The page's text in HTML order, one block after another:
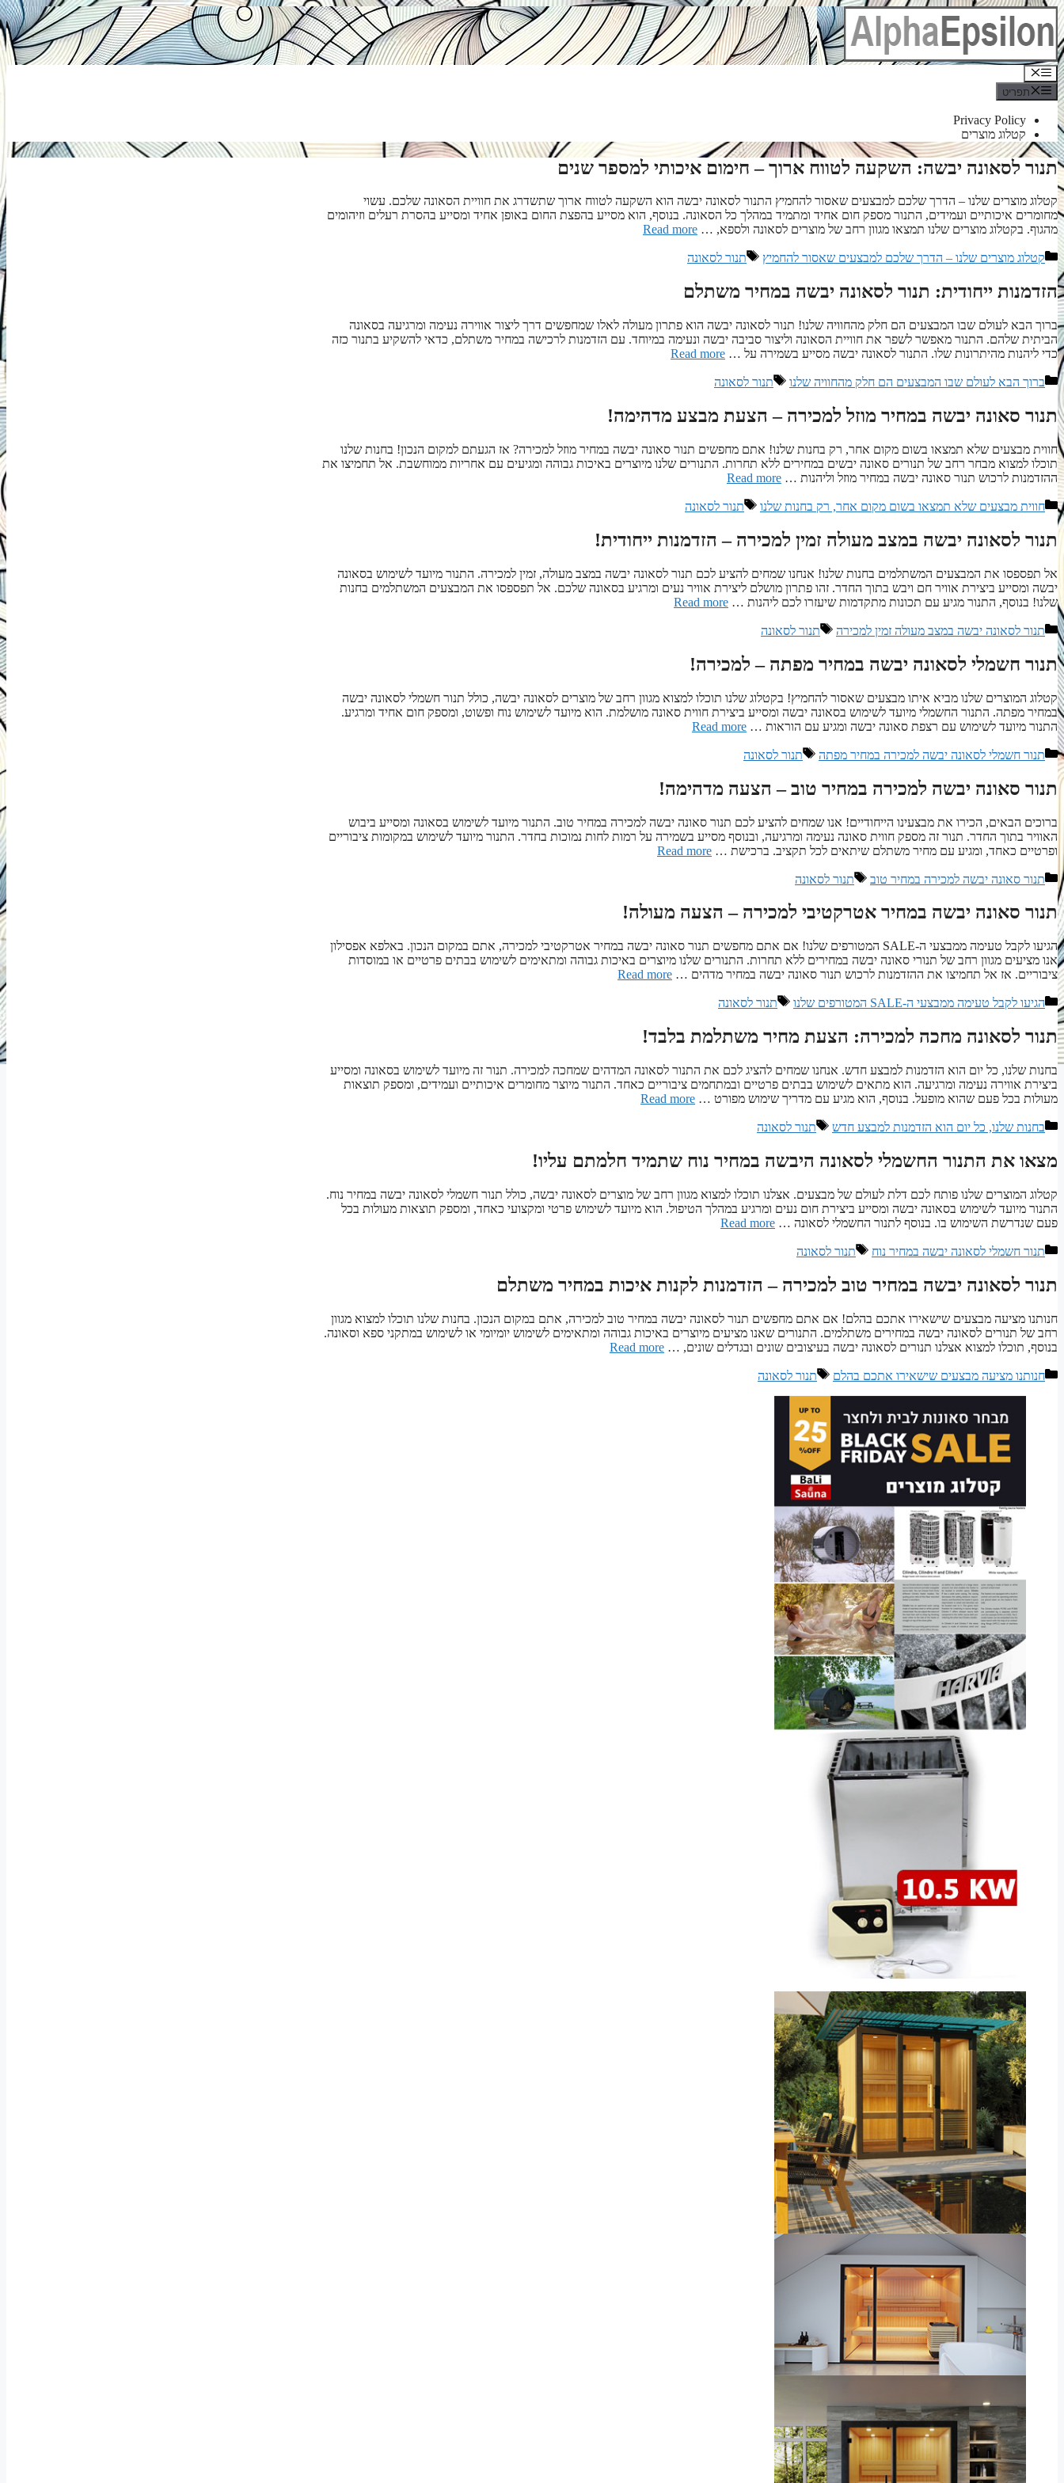
לדלג
לתוכן
תפריט
תפריט
Privacy Policy
קטלוג מוצרים
תנור לסאונה יבשה: השקעה לטווח ארוך – חימום איכותי למספר שנים
קטלוג מוצרים שלנו – הדרך שלכם למבצעים שאסור להחמיץ התנור לסאונה יבשה הוא השקעה לטווח ארוך שתשדרג את חוויית הסאונה שלכם. עשוי
מחומרים איכותיים ועמידים, התנור מספק חום אחיד ומתמיד במהלך כל הסאונה. בנוסף, הוא מסייע בהפצת החום באופן אחיד ומסייע בהסרת רעלים וזיהומים
מהגוף. בקטלוג מוצרים שלנו תמצאו מגוון רחב של מוצרים לסאונה ולספא, … Read more
קטגוריות
קטלוג מוצרים שלנו – הדרך שלכם למבצעים שאסור להחמיץ תגיות
תנור לסאונה
הזדמנות ייחודית: תנור לסאונה יבשה במחיר משתלם
ברוך הבא לעולם שבו המבצעים הם חלק מהחוויה שלנו! תנור לסאונה יבשה הוא פתרון מעולה לאלו שמחפשים דרך ליצור אווירה נעימה ומרגיעה בסאונה
הביתית שלהם. התנור מאפשר לשפר את חוויית הסאונה וליצור סביבה יבשה ונעימה במיוחד. עם הזדמנות לרכישה במחיר משתלם, כדאי להשקיע בתנור כזה
כדי ליהנות מהיתרונות שלו. התנור לסאונה יבשה מסייע בשמירה על … Read more
קטגוריות
ברוך הבא לעולם שבו המבצעים הם חלק מהחוויה שלנו תגיות
תנור לסאונה
תנור סאונה יבשה במחיר מוזל למכירה – הצעת מבצע מדהימה!
חווית מבצעים שלא תמצאו בשום מקום אחר, רק בחנות שלנו! אתם מחפשים תנור סאונה יבשה במחיר מוזל למכירה? אז הגעתם למקום הנכון! בחנות שלנו
תוכלו למצוא מבחר רחב של תנורים סאונה יבשים במחירים ללא תחרות. התנורים שלנו מיוצרים באיכות גבוהה ומגיעים עם אחריות ממוחשבת. אל תחמיצו את
ההזדמנות לרכוש תנור סאונה יבשה במחיר מוזל וליהנות … Read more
קטגוריות
חווית מבצעים שלא תמצאו בשום מקום אחר, רק בחנות שלנו תגיות
תנור לסאונה
תנור לסאונה יבשה במצב מעולה זמין למכירה – הזדמנות ייחודית!
אל תפספסו את המבצעים המשתלמים בחנות שלנו! אנחנו שמחים להציע לכם תנור לסאונה יבשה במצב מעולה, זמין למכירה. התנור מיועד לשימוש בסאונה
יבשה ומסייע ביצירת אוויר חם ויבש בתוך החדר. זהו פתרון מושלם ליצירת אוויר נעים ומרגיע בסאונה שלכם. אל תפספסו את המבצעים המשתלמים בחנות
שלנו! בנוסף, התנור מגיע עם תכונות מתקדמות שיעזרו לכם ליהנות … Read more
קטגוריות
תנור לסאונה יבשה במצב מעולה זמין למכירה תגיות
תנור לסאונה
תנור חשמלי לסאונה יבשה במחיר מפתה – למכירה!
קטלוג המוצרים שלנו מביא איתו מבצעים שאסור להחמיץ! בקטלוג שלנו תוכלו למצוא מגוון רחב של מוצרים לסאונה יבשה, כולל תנור חשמלי לסאונה יבשה
במחיר מפתה. התנור החשמלי מיועד לשימוש בסאונה יבשה ומסייע ביצירת חווית סאונה מושלמת. הוא מיועד לשימוש נוח ופשוט, ומספק חום אחיד ומרגיע.
התנור מיועד לשימוש עם רצפת סאונה יבשה ומגיע עם הוראות … Read more
קטגוריות
תנור חשמלי לסאונה יבשה למכירה במחיר מפתה תגיות
תנור לסאונה
תנור סאונה יבשה למכירה במחיר טוב – הצעה מדהימה!
ברוכים הבאים, הכירו את מבצעינו הייחודיים! אנו שמחים להציע לכם תנור סאונה יבשה למכירה במחיר טוב. התנור מיועד לשימוש בסאונה ומסייע ביבוש
האוויר בתוך החדר. תנור זה מספק חווית סאונה נעימה ומרגיעה, ובנוסף מסייע בשמירה על רמות לחות נמוכות בחדר. התנור מיועד לשימוש במקומות ציבוריים
ופרטיים כאחד, ומגיע עם מחיר משתלם שיתאים לכל תקציב. ברכישת … Read more
קטגוריות
תנור סאונה יבשה למכירה במחיר טוב תגיות
תנור לסאונה
תנור סאונה יבשה במחיר אטרקטיבי למכירה – הצעה מעולה!
הגיעו לקבל טעימה ממבצעי ה-SALE המטורפים שלנו! אם אתם מחפשים תנור סאונה יבשה במחיר אטרקטיבי למכירה, אתם במקום הנכון. באלפא אפסילון
אנו מציעים מגוון רחב של תנורי סאונה יבשה במחירים ללא תחרות. התנורים שלנו מיוצרים באיכות גבוהה ומתאימים לשימוש בבתים פרטיים או במוסדות
ציבוריים. אז אל תחמיצו את ההזדמנות לרכוש תנור סאונה יבשה במחיר מדהים … Read more
קטגוריות
הגיעו לקבל טעימה ממבצעי ה-SALE המטורפים שלנו תגיות
תנור לסאונה
תנור לסאונה מחכה למכירה: הצעת מחיר משתלמת בלבד!
בחנות שלנו, כל יום הוא הזדמנות למבצע חדש. אנחנו שמחים להציג לכם את התנור לסאונה המדהים שמחכה למכירה. תנור זה מיועד לשימוש בסאונה ומסייע
ביצירת אווירה נעימה ומרגיעה. הוא מתאים לשימוש בבתים פרטיים ובמתחמים ציבוריים כאחד. התנור מיוצר מחומרים איכותיים ועמידים, ומספק תוצאות
מעולות בכל פעם שהוא מופעל. בנוסף, הוא מגיע עם מדריך שימוש מפורט … Read more
קטגוריות
בחנות שלנו, כל יום הוא הזדמנות למבצע חדש תגיות
תנור לסאונה
מצאו את התנור החשמלי לסאונה היבשה במחיר נוח שתמיד חלמתם עליו!
קטלוג המוצרים שלנו פותח לכם דלת לעולם של מבצעים. אצלנו תוכלו למצוא מגוון רחב של מוצרים לסאונה יבשה, כולל תנור חשמלי לסאונה יבשה במחיר נוח.
התנור מיועד לשימוש בסאונה יבשה ומסייע ביצירת חום נעים ומרגיע במהלך הטיפול. הוא מיועד לשימוש פרטי ומקצועי כאחד, ומספק תוצאות מעולות בכל
פעם שנדרשת השימוש בו. בנוסף לתנור החשמלי לסאונה … Read more
קטגוריות
תנור חשמלי לסאונה יבשה במחיר נוח תגיות
תנור לסאונה
תנור לסאונה יבשה במחיר טוב למכירה – הזדמנות לקנות איכות במחיר משתלם
חנותנו מציעה מבצעים שישאירו אתכם בהלם! אם אתם מחפשים תנור לסאונה יבשה במחיר טוב למכירה, אתם במקום הנכון. בחנות שלנו תוכלו למצוא מגוון
רחב של תנורים לסאונה יבשה במחירים משתלמים. התנורים שאנו מציעים מיוצרים באיכות גבוהה ומתאימים לשימוש יומיומי או לשימוש במתקני ספא וסאונה.
בנוסף, תוכלו למצוא אצלנו תנורים לסאונה יבשה בעיצובים שונים ובגדלים שונים, … Read more
קטגוריות
חנותנו מציעה מבצעים שישאירו אתכם בהלם תגיות
תנור לסאונה